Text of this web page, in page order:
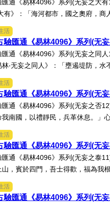
匯通《易林4096》系列(无妄之大
有》：「海河都市，國之奧府，商
活
驗匯通《易林4096》系列(无
匯通《易林4096》系列(无妄之同
‧无妄之同人》：「壅遏堤防，水
活
驗匯通《易林4096》系列(无
匯通《易林4096》系列(无妄之否
南國，以禮靜民，兵革休息。」
活
驗匯通《易林4096》系列(无
匯通《易林4096》系列(无妄之泰
，賓於四門，吾士得歡，福為我
活
驗匯通《易林4096》系列(无